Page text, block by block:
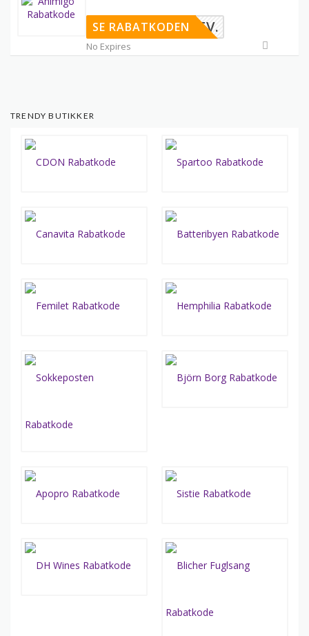
EDSBREV.
SE RABATKODEN
No Expires
TRENDY BUTIKKER